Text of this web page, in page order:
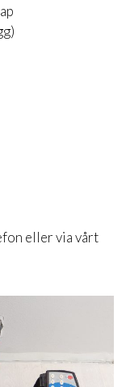
eller via vårt